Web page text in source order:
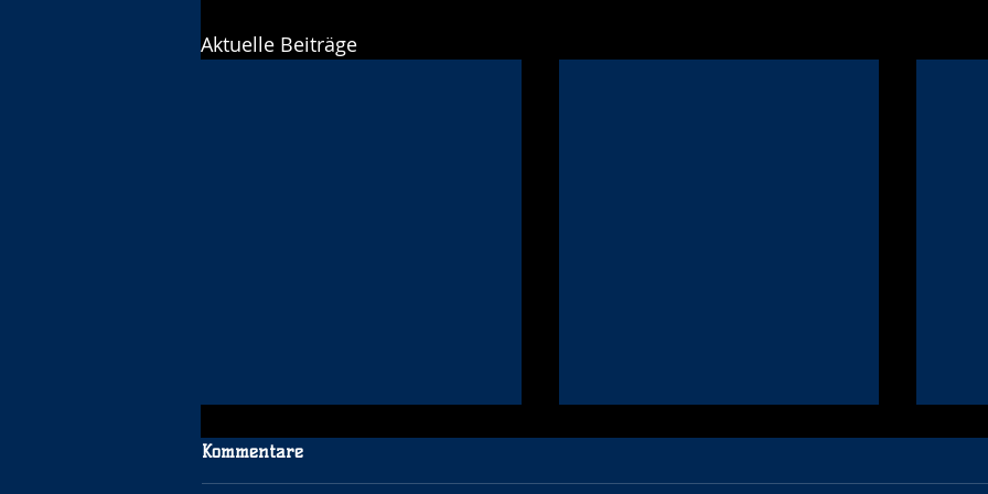
Aktuelle Beiträge
Kommentare